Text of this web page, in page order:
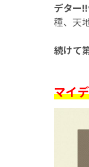
デター
種、天
続けて
マイ